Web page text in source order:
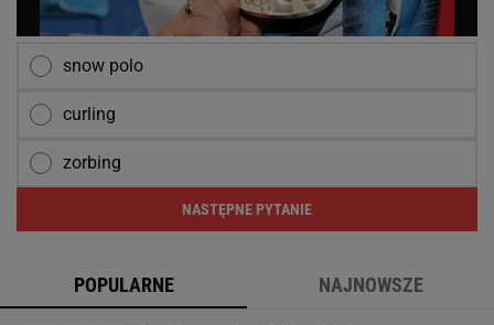
snow polo
curling
zorbing
NASTĘPNE PYTANIE
POPULARNE NAJNOWSZE